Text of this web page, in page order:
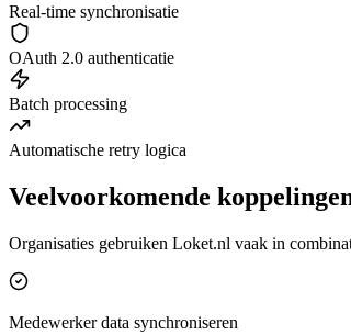
Real-time synchronisatie
OAuth 2.0 authenticatie
Batch processing
Automatische retry logica
Veelvoorkomende
Organisaties gebruiken Loket.nl vaak in
Medewerker data synchroniseren